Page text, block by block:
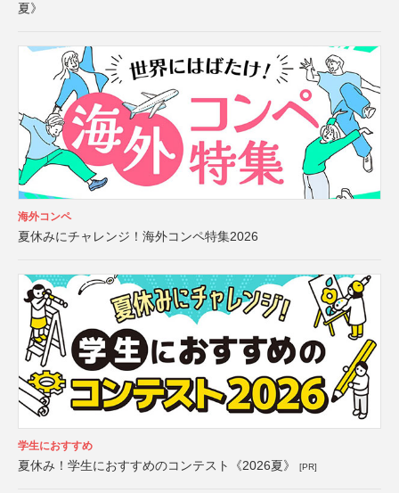
夏》
海外コンペ
夏休みにチャレンジ！海外コンペ特集2026
学生におすすめ
夏休み！学生におすすめのコンテスト《2026夏》 [PR]